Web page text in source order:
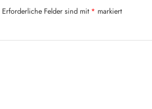
Erforderliche Felder sind mit* markiert